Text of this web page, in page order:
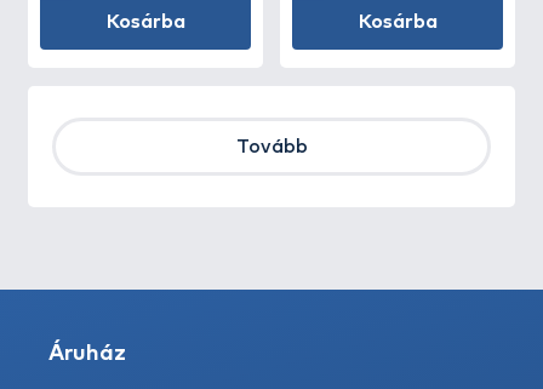
Kosárba Kosárba
Tovább
Áruház